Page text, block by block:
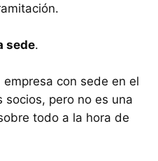
sede.
con sede en el
pero no es una
todo a la hora de